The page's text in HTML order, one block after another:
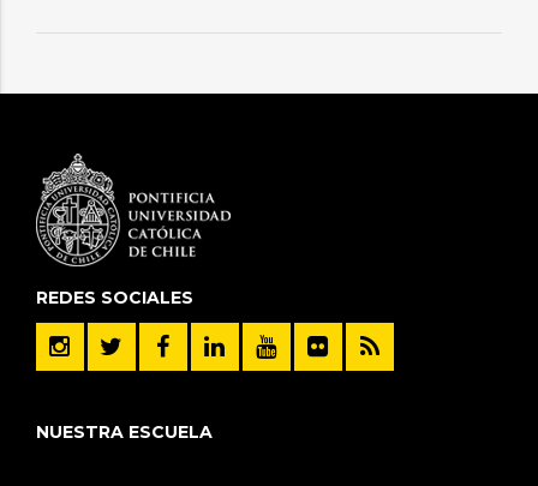
REDES SOCIALES
NUESTRA ESCUELA